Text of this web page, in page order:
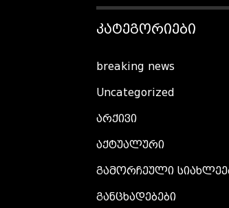
ᲙᲐᲢᲔᲒᲝᲠᲘᲔᲑᲘ
breaking news
Uncategorized
არქივი
აქტუალური
გამორჩეული
განცხადებები